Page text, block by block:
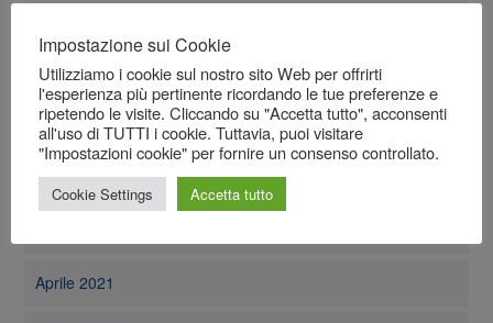
Agosto 2021
Luglio 2021
Giugno 2021
Aprile 2021
Impostazione sui Cookie
Utilizziamo i cookie sul nostro sito Web per offrirti
l'esperienza più pertinente ricordando le tue preferenze e
ripetendo le visite. Cliccando su "Accetta tutto", acconsenti
all'uso di TUTTI i cookie. Tuttavia, puoi visitare
"Impostazioni cookie" per fornire un consenso controllato.
Cookie Settings Accetta tutto